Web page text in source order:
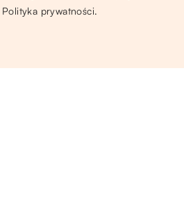
Polityka prywatności.